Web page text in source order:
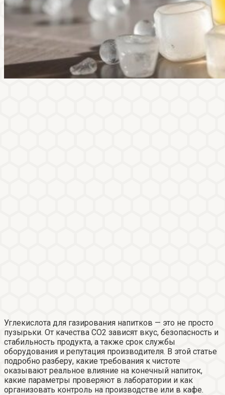
Углекислота для газирования напитков — это не просто
пузырьки. От качества CO2 зависят вкус, безопасность и
стабильность продукта, а также срок службы
оборудования и репутация производителя. В этой статье
подробно разберу, какие требования к чистоте
оказывают реальное влияние на конечный напиток,
какие параметры проверяют в лаборатории и как
организовать контроль на производстве или в кафе.